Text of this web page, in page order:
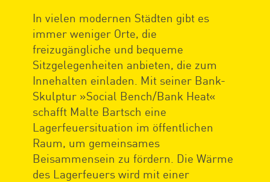
In vielen modernen Städten gibt es
immer weniger Orte, die
freizugängliche und bequeme
Sitzgelegenheiten anbieten, die zum
Innehalten einladen. Mit seiner Bank-
Skulptur »Social Bench/Bank Heat«
schafft Malte Bartsch eine
Lagerfeuersituation im öffentlichen
Raum, um gemeinsames
Beisammensein zu fördern. Die Wärme
des Lagerfeuers wird mit einer